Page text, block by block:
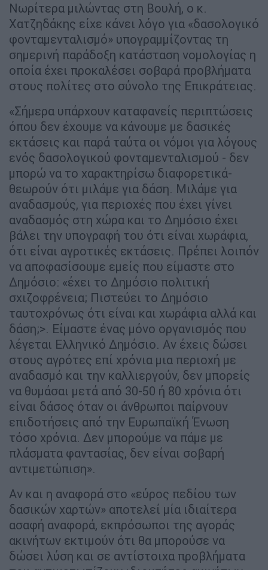
Νωρίτερα μιλώντας στη Βουλή, ο κ.
Χατζηδάκης είχε κάνει λόγο για «δασολογικό
φονταμενταλισμό» υπογραμμίζοντας τη
σημερινή παράδοξη κατάσταση νομολογίας η
οποία έχει προκαλέσει σοβαρά προβλήματα
στους πολίτες στο σύνολο της Επικράτειας.
«Σήμερα υπάρχουν καταφανείς περιπτώσεις
όπου δεν έχουμε να κάνουμε με δασικές
εκτάσεις και παρά ταύτα οι νόμοι για λόγους
ενός δασολογικού φονταμενταλισμού - δεν
μπορώ να το χαρακτηρίσω διαφορετικά-
θεωρούν ότι μιλάμε για δάση. Μιλάμε για
αναδασμούς, για περιοχές που έχει γίνει
αναδασμός στη χώρα και το Δημόσιο έχει
βάλει την υπογραφή του ότι είναι χωράφια,
ότι είναι αγροτικές εκτάσεις. Πρέπει λοιπόν
να αποφασίσουμε εμείς που είμαστε στο
Δημόσιο: «έχει το Δημόσιο πολιτική
σχιζοφρένεια; Πιστεύει το Δημόσιο
ταυτοχρόνως ότι είναι και χωράφια αλλά και
δάση;>. Είμαστε ένας μόνο οργανισμός που
λέγεται Ελληνικό Δημόσιο. Αν έχεις δώσει
στους αγρότες επί χρόνια μια περιοχή με
αναδασμό και την καλλιεργούν, δεν μπορείς
να θυμάσαι μετά από 30-50 ή 80 χρόνια ότι
είναι δάσος όταν οι άνθρωποι παίρνουν
επιδοτήσεις από την Ευρωπαϊκή Ένωση
τόσο χρόνια. Δεν μπορούμε να πάμε με
πλάσματα φαντασίας, δεν είναι σοβαρή
αντιμετώπιση».
Αν και η αναφορά στο «εύρος πεδίου των
δασικών χαρτών» αποτελεί μία ιδιαίτερα
ασαφή αναφορά, εκπρόσωποι της αγοράς
ακινήτων εκτιμούν ότι θα μπορούσε να
δώσει λύση και σε αντίστοιχα προβλήματα